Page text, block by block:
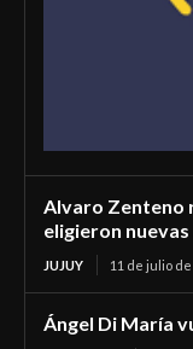
Alvaro Zenteno
eligieron
JUJUY 11 de julio de
Ángel Di María